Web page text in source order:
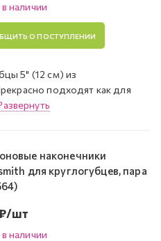
наличии
О ПОСТУПЛЕНИИ
5" (12 см) из
подходят как для
наконечники
для круглогубцев, пара
наличии
/шт